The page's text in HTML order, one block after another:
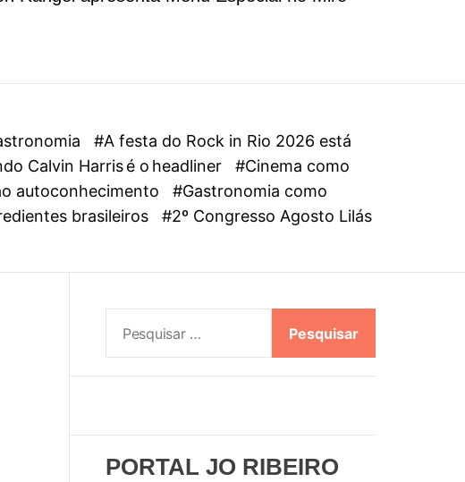
o
#A festa do Rock in Rio 2026 está
Calvin Harris é o headliner
#Cinema como
autoconhecimento
#Gastronomia como
brasileiros
#2º Congresso Agosto Lilás
s
i
a
PORTAL JO RIBEIRO